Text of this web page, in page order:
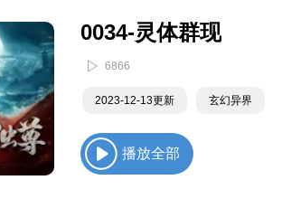
0034-灵体群现
6866
2023-12-13更新 玄幻异界
播放全部